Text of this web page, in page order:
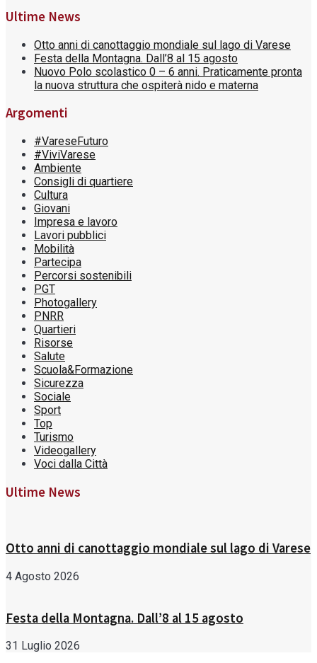
Ultime News
Otto anni di canottaggio mondiale sul lago di Varese
Festa della Montagna. Dall’8 al 15 agosto
Nuovo Polo scolastico 0 – 6 anni. Praticamente pronta
la nuova struttura che ospiterà nido e materna
Argomenti
#VareseFuturo
#ViviVarese
Ambiente
Consigli di quartiere
Cultura
Giovani
Impresa e lavoro
Lavori pubblici
Mobilità
Partecipa
Percorsi sostenibili
PGT
Photogallery
PNRR
Quartieri
Risorse
Salute
Scuola&Formazione
Sicurezza
Sociale
Sport
Top
Turismo
Videogallery
Voci dalla Città
Ultime News
Otto anni di canottaggio mondiale sul lago di Varese
4 Agosto 2026
Festa della Montagna. Dall’8 al 15 agosto
31 Luglio 2026